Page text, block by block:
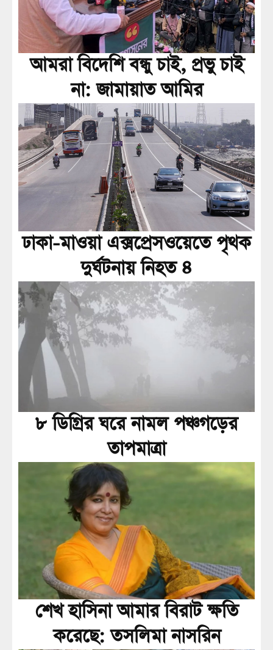
আমরা বিদেশি বন্ধু চাই, প্রভু চাই
না: জামায়াত আমির
ঢাকা-মাওয়া এক্সপ্রেসওয়েতে পৃথক
দুর্ঘটনায় নিহত ৪
৮ ডিগ্রির ঘরে নামল পঞ্চগড়ের
তাপমাত্রা
শেখ হাসিনা আমার বিরাট ক্ষতি
করেছে: তসলিমা নাসরিন